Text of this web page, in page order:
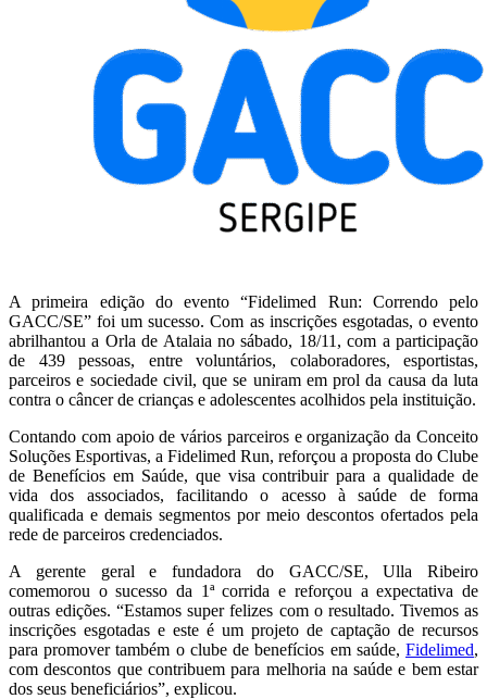
A primeira edição do evento “Fidelimed Run: Correndo pelo
GACC/SE” foi um sucesso. Com as inscrições esgotadas, o evento
abrilhantou a Orla de Atalaia no sábado, 18/11, com a participação
de 439 pessoas, entre voluntários, colaboradores, esportistas,
parceiros e sociedade civil, que se uniram em prol da causa da luta
contra o câncer de crianças e adolescentes acolhidos pela instituição.
Contando com apoio de vários parceiros e organização da Conceito
Soluções Esportivas, a Fidelimed Run, reforçou a proposta do Clube
de Benefícios em Saúde, que visa contribuir para a qualidade de
vida dos associados, facilitando o acesso à saúde de forma
qualificada e demais segmentos por meio descontos ofertados pela
rede de parceiros credenciados.
A gerente geral e fundadora do GACC/SE, Ulla Ribeiro
comemorou o sucesso da 1ª corrida e reforçou a expectativa de
outras edições. “Estamos super felizes com o resultado. Tivemos as
inscrições esgotadas e este é um projeto de captação de recursos
para promover também o clube de benefícios em saúde, Fidelimed,
com descontos que contribuem para melhoria na saúde e bem estar
dos seus beneficiários”, explicou.